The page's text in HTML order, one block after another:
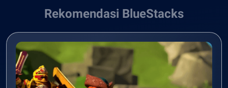
Rekomendasi BlueStacks